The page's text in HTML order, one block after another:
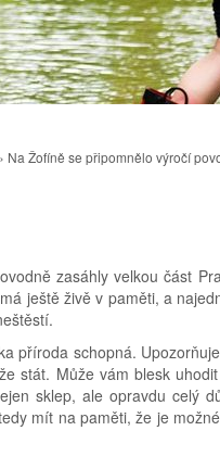
Na Žofíně se připomnělo výročí
zasáhly velkou část
ještě živě v paměti, a
příroda schopná.
stát. Může vám blesk
sklep, ale opravdu celý
mít na paměti, že je